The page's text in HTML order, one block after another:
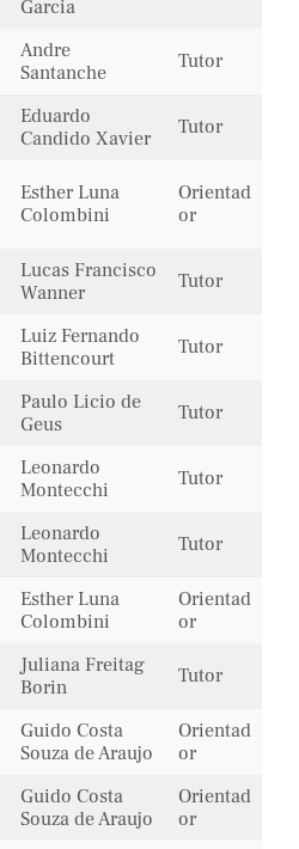
Garcia
Andre
Santanche
Tutor
Eduardo
Candido Xavier
Tutor
Esther Luna
Colombini
Orientad
or
Lucas Francisco
Wanner
Tutor
Luiz Fernando
Bittencourt
Tutor
Paulo Licio de
Geus
Tutor
Leonardo
Montecchi
Tutor
Leonardo
Montecchi
Tutor
Esther Luna
Colombini
Orientad
or
Juliana Freitag
Borin
Tutor
Guido Costa
Souza de Araujo
Orientad
or
Guido Costa
Souza de Araujo
Orientad
or